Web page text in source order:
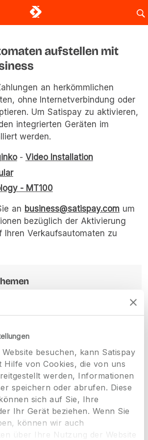
Website besuchen, kann Satispay
Hilfe von Cookies, die von uns
werden, Informationen
speichern oder abrufen. Diese
sich auf Sie, Ihre
Ihr Gerät beziehen. Wenn Sie
können wir auch
über Ihre Nutzung der Website
Funktionalität
Integrationen
App
aufstellen mit
an herkömmlichen
ohne Internetverbindung oder
Um Satispay zu aktivieren,
integrierten Geräten im
werden.
- Video Installation
- MT100
an business@satispay.com um
bezüglich der Aktivierung
Ihren Verkaufsautomaten zu
Verkaufsautomaten